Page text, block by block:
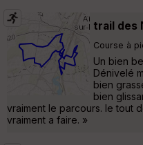
trail des
Course à
Un bien
Dénivelé
bien
bien
vraiment le parcours. le tout
vraiment a faire. »